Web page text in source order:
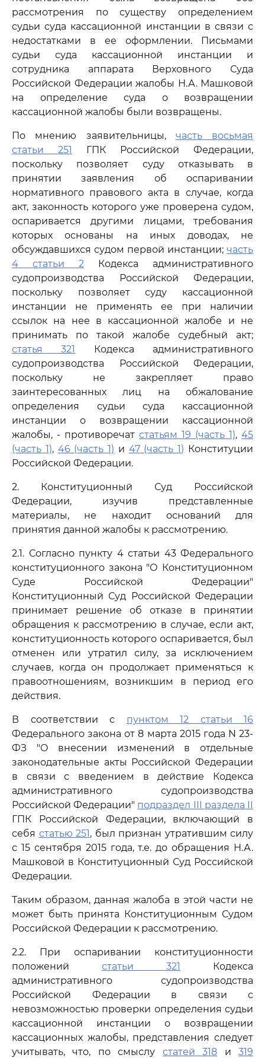
рассмотрения по существу определением
судьи суда кассационной инстанции в связи с
недостатками в ее оформлении. Письмами
судьи суда кассационной инстанции и
сотрудника аппарата Верховного Суда
Российской Федерации жалобы Н.А. Машковой
на определение суда о возвращении
кассационной жалобы были возвращены.
По мнению заявительницы, часть восьмая
статьи 251
ГПК Российской Федерации,
поскольку позволяет суду отказывать в
принятии заявления об оспаривании
нормативного правового акта в случае, когда
акт, законность которого уже проверена судом,
оспаривается другими лицами, требования
которых основаны на иных доводах, не
обсуждавшихся судом первой инстанции; часть
4 статьи 2 Кодекса административного
судопроизводства Российской Федерации,
поскольку позволяет суду кассационной
инстанции не применять ее при наличии
ссылок на нее в кассационной жалобе и не
принимать по такой жалобе судебный акт;
статья 321
Кодекса административного
судопроизводства Российской Федерации,
поскольку не закрепляет право
заинтересованных лиц на обжалование
определения судьи суда кассационной
инстанции о возвращении кассационной
жалобы, - противоречат статьям 19 (часть 1), 45
(часть 1), 46 (часть 1) и 47 (часть 1) Конституции
Российской Федерации.
2. Конституционный Суд Российской
Федерации, изучив представленные
материалы, не находит оснований для
принятия данной жалобы к рассмотрению.
2.1. Согласно пункту 4 статьи 43 Федерального
конституционного закона "О Конституционном
Суде Российской Федерации"
Конституционный Суд Российской Федерации
принимает решение об отказе в принятии
обращения к рассмотрению в случае, если акт,
конституционность которого оспаривается, был
отменен или утратил силу, за исключением
случаев, когда он продолжает применяться к
правоотношениям, возникшим в период его
действия.
В соответствии с пунктом 12 статьи 16
Федерального закона от 8 марта 2015 года N 23-
ФЗ "О внесении изменений в отдельные
законодательные акты Российской Федерации
в связи с введением в действие Кодекса
административного судопроизводства
Российской Федерации" подраздел III раздела II
ГПК Российской Федерации, включающий в
себя статью 251, был признан утратившим силу
с 15 сентября 2015 года, т.е. до обращения Н.А.
Машковой в Конституционный Суд Российской
Федерации.
Таким образом, данная жалоба в этой части не
может быть принята Конституционным Судом
Российской Федерации к рассмотрению.
2.2. При оспаривании конституционности
положений статьи 321
Кодекса
административного судопроизводства
Российской Федерации в связи с
невозможностью проверки определения судьи
кассационной инстанции о возвращении
кассационных жалобы, представления следует
учитывать, что, по смыслу статей 318 и319